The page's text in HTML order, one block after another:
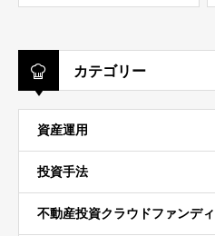
カテゴリー
資産運用
投資手法
不動産投資クラウドファンデ